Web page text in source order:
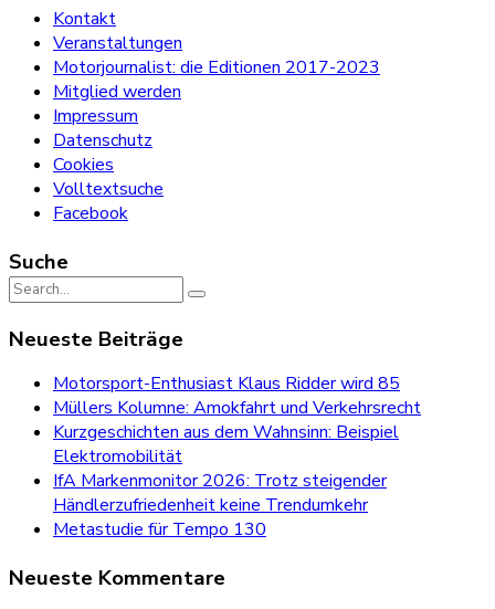
Kontakt
Veranstaltungen
Motorjournalist: die Editionen 2017-2023
Mitglied werden
Impressum
Datenschutz
Cookies
Volltextsuche
Facebook
Suche
Search
Neueste Beiträge
Motorsport-Enthusiast Klaus Ridder wird 85
Müllers Kolumne: Amokfahrt und Verkehrsrecht
Kurzgeschichten aus dem Wahnsinn: Beispiel
Elektromobilität
IfA Markenmonitor 2026: Trotz steigender
Händlerzufriedenheit keine Trendumkehr
Metastudie für Tempo 130
Neueste Kommentare